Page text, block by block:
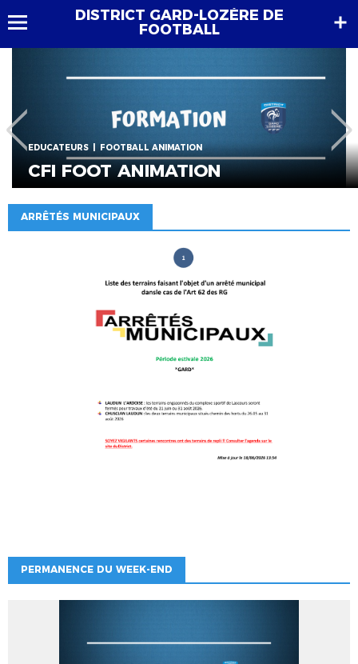
DISTRICT GARD-LOZÈRE DE
FOOTBALL
EDUCATEURS
FORMATION CONTINUE BMF
ARRÊTÉS MUNICIPAUX
PERMANENCE DU WEEK-END